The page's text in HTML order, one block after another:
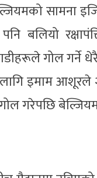
सामना
बलियो
गोल गर्ने
इमाम
गरेपछि